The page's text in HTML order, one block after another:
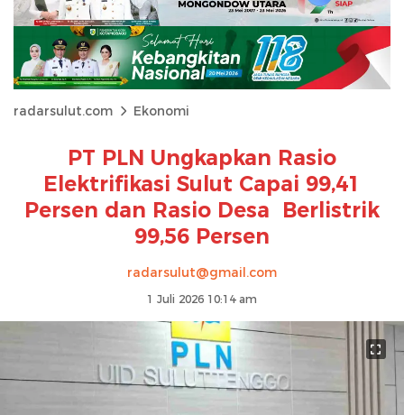
radarsulut.com Ekonomi
PT PLN Ungkapkan Rasio
Elektrifikasi Sulut Capai 99,41
Persen dan Rasio Desa Berlistrik
99,56 Persen
radarsulut@gmail.com
1 Juli 2026 10:14 am